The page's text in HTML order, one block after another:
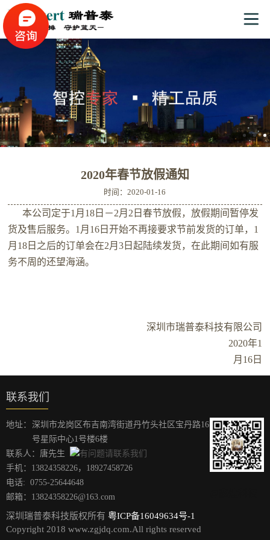
2020年春节放假通知
时间：2020-01-16
本公司定于1 月 18 日－2月 2 日春节放假，放假期间暂停发
货及售后服务。 1 月 16 日开始不再接要求节前发货的订单， 1
月 18 日之后的订单会在2月3 日起陆续发货，在此期间如有服
务不周的还望海涵。
深圳市瑞普泰科技有限公司
2020年1
月 16日
联系我们
地址： 深圳市龙岗区布吉南湾街道丹竹头社区宝丹路16
号星际中心1号楼6楼
联系人：唐先生
手机： 13824358226， 18927458726
电话: 0755-25644648
邮箱：13824358226@163.com
深圳瑞普泰科技版权所有 粤ICP备16049634号-1
Copyright 2018 www.zgjdq.com.All rights reserved